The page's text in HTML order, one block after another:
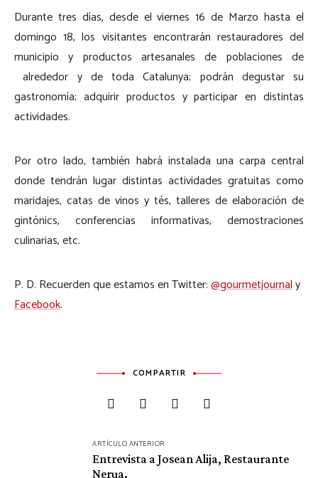
Durante tres días, desde el viernes 16 de Marzo hasta el
domingo 18, los visitantes encontrarán restauradores del
municipio y productos artesanales de poblaciones de
alrededor y de toda Catalunya; podrán degustar su
gastronomía; adquirir productos y participar en distintas
actividades.
Por otro lado, también habrá instalada una carpa central
donde tendrán lugar distintas actividades gratuitas como
maridajes, catas de vinos y tés, talleres de elaboración de
gintónics, conferencias informativas, demostraciones
culinarias, etc.
P. D. Recuerden que estamos en Twitter:@gourmetjournaly
Facebook.
COMPARTIR
ARTÍCULO ANTERIOR
Entrevista a Josean Alija, Restaurante
Nerua.